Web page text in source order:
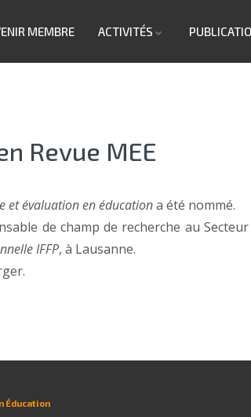
MEMBRE ACTIVITÉS
Revue MEE
et évaluation en éducationa été nommé.
de champ de recherche au
IFFP, à Lausanne.
Éducation